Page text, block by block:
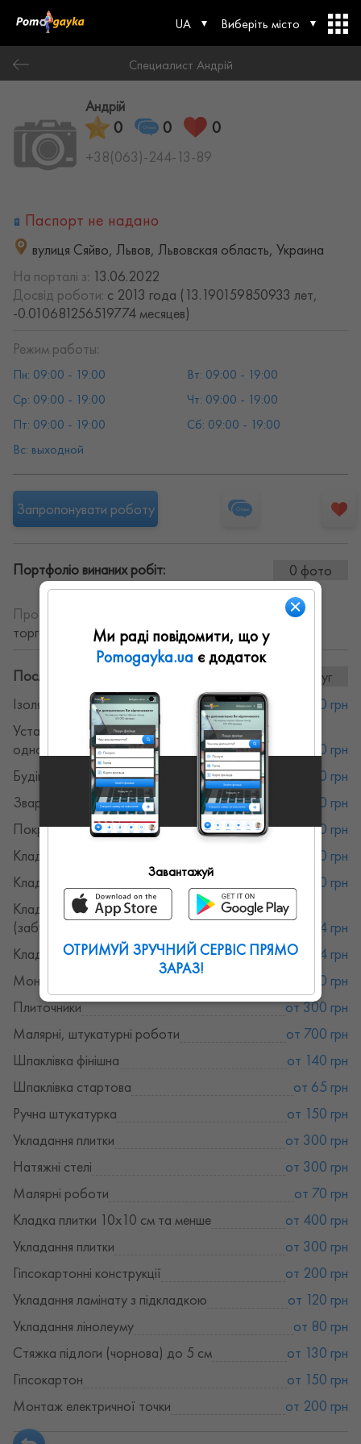
UA Виберіть місто
Специалист Андрій
Андрій
0 0 0
+38(063)-244-13-89
Паспорт не надано
вулиця Сяйво, Львов, Львовская область, Украина
На порталі з: 13.06.2022
Досвід роботи: с 2013 года (13.190159850933 лет,
-0.010681256519774 месяцев)
Режим работы:
Пн: 09:00 - 19:00
Вт: 09:00 - 19:00
Ср: 09:00 - 19:00
Чт: 09:00 - 19:00
Пт: 09:00 - 19:00
Сб: 09:00 - 19:00
Вс: выходной
Запропонувати роботу
Портфоліо винаних робіт: 0 фото
Про себе:
Збудуємо для Вас дім, дачу, котедж чи
торговий центр
Послуги та ціни:
26послуг
Ізоляційні роботи
от 100 грн
Установка опалубки (фундамент)
одностороння
от 100 грн
Будівництво
от 100 грн
Зварювальні роботи
от 100 грн
Покрівельні роботи
от 170 грн
Кладка шлакоблоку
от 20 грн
Кладка газоблоку
от 20 грн
Кладка цегли силікатної
(забутовка)
от 4 грн
Кладка цегли червона (забутовка)
от 4 грн
Монтаж гіпсокартону
от 150 грн
Плиточники
от 300 грн
Малярні, штукатурні роботи
от 700 грн
Шпаклівка фінішна
от 140 грн
Шпаклівка стартова
от 65 грн
Ручна штукатурка
от 150 грн
Укладання плитки
от 300 грн
Натяжні стелі
от 300 грн
Малярні роботи
от 70 грн
Кладка плитки 10х10 см та менше
от 400 грн
Укладання плитки
от 300 грн
Гіпсокартонні конструкції
от 200 грн
Укладання ламінату з підкладкою
от 120 грн
Укладання лінолеуму
от 80 грн
Стяжка підлоги (чорнова) до 5 см
от 130 грн
Гіпсокартон
от 150 грн
Монтаж електричної точки
от 200 грн
Ми раді повідомити, що у
Pomogayka.ua є додаток
Завантажуй
ОТРИМУЙ ЗРУЧНИЙ СЕРВІС ПРЯМО
ЗАРАЗ!